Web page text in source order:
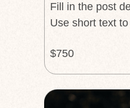
Fill in the post
Use short text
$750